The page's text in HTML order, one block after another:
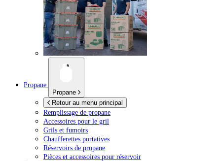
Propane
Propane
Retour au menu principal
Remplissage de propane
Accessoires pour le gril
Grils et fumoirs
Chaufferettes portatives
Réservoirs de propane
Pièces et accessoires pour réservoir